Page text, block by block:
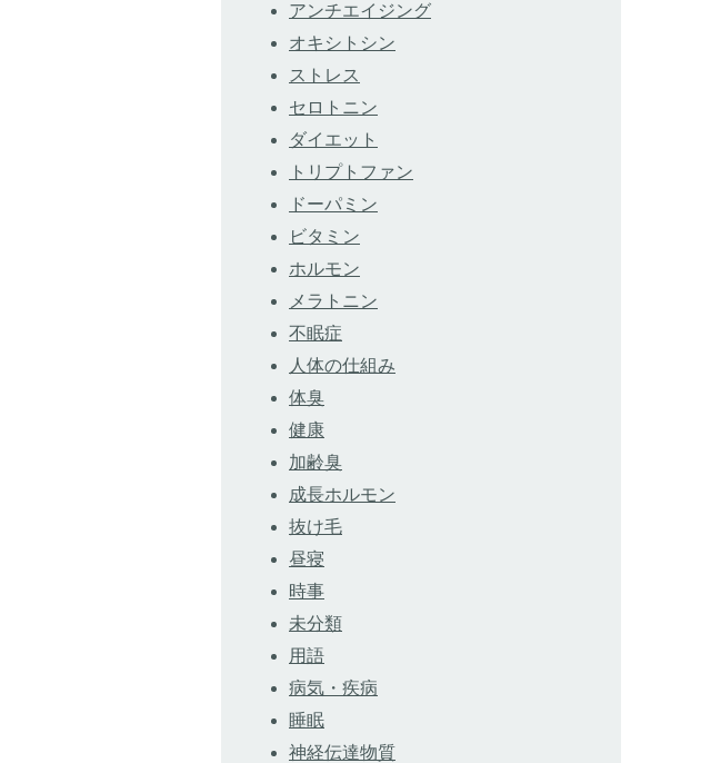
アンチエイジング
オキシトシン
ストレス
セロトニン
ダイエット
トリプトファン
ドーパミン
ビタミン
ホルモン
メラトニン
不眠症
人体の仕組み
体臭
健康
加齢臭
成長ホルモン
抜け毛
昼寝
時事
未分類
用語
病気・疾病
睡眠
神経伝達物質